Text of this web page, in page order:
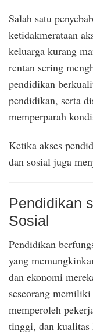
Salah satu
ketidakmerataan
keluarga kurang
rentan sering
pendidikan
pendidikan, serta
memperparah
Ketika akses
dan sosial juga
Pendidikan
Sosial
Pendidikan
yang
dan ekonomi
seseorang
memperoleh
tinggi, dan